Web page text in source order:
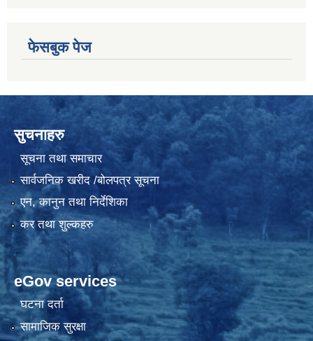
फेसबुक पेज
सुचनाहरु
सूचना तथा समाचार
सार्वजनिक खरीद /बोलपत्र सूचना
एन, कानुन तथा निर्देशिका
कर तथा शुल्कहरु
eGov services
घटना दर्ता
सामाजिक सुरक्षा